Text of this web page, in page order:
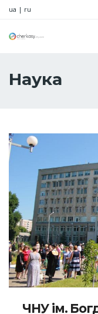
ua | ru
Наука
ЧНУ ім.